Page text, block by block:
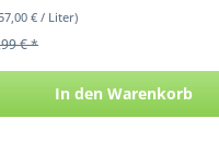
€ / Liter)
€ *
In den Warenkorb